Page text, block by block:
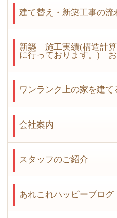
建て替え・新築工事の流
新築 施工実績(構造計
に行っております。)
ワンランク上の家を建て
会社案内
スタッフのご紹介
あれこれハッピーブログ